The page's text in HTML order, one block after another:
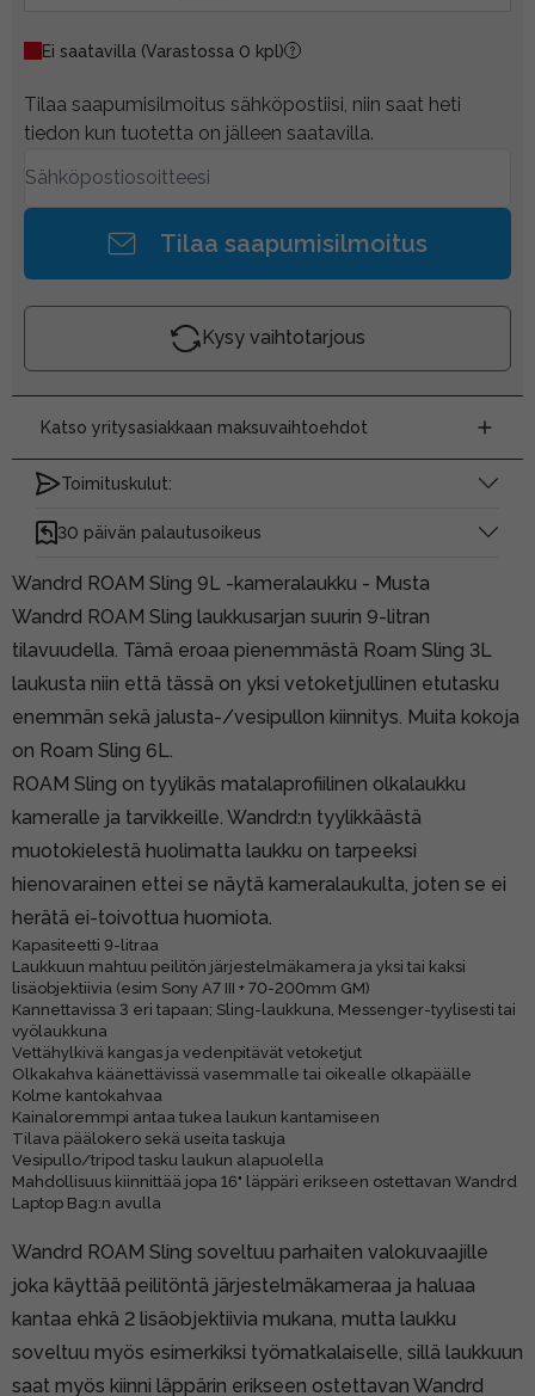
Ei saatavilla (Varastossa 0 kpl)
Tilaa saapumisilmoitus sähköpostiisi, niin saat heti
tiedon kun tuotetta on jälleen saatavilla.
Tilaa saapumisilmoitus
Kysy vaihtotarjous
Katso yritysasiakkaan maksuvaihtoehdot
Toimituskulut:
30 päivän palautusoikeus
Wandrd ROAM Sling 9L -kameralaukku - Musta
Wandrd ROAM Sling laukkusarjan suurin 9-litran
tilavuudella. Tämä eroaa pienemmästä Roam Sling 3L
laukusta niin että tässä on yksi vetoketjullinen etutasku
enemmän sekä jalusta-/vesipullon kiinnitys. Muita kokoja
on Roam Sling 6L.
ROAM Sling on tyylikäs matalaprofiilinen olkalaukku
kameralle ja tarvikkeille. Wandrd:n tyylikkäästä
muotokielestä huolimatta laukku on tarpeeksi
hienovarainen ettei se näytä kameralaukulta, joten se ei
herätä ei-toivottua huomiota.
Kapasiteetti 9-litraa
Laukkuun mahtuu peilitön järjestelmäkamera ja yksi tai kaksi
lisäobjektiivia (esim Sony A7 III + 70-200mm GM)
Kannettavissa 3 eri tapaan; Sling-laukkuna, Messenger-tyylisesti tai
vyölaukkuna
Vettähylkivä kangas ja vedenpitävät vetoketjut
Olkakahva käänettävissä vasemmalle tai oikealle olkapäälle
Kolme kantokahvaa
Kainaloremmpi antaa tukea laukun kantamiseen
Tilava päälokero sekä useita taskuja
Vesipullo/tripod tasku laukun alapuolella
Mahdollisuus kiinnittää jopa 16" läppäri erikseen ostettavan Wandrd
Laptop Bag:n avulla
Wandrd ROAM Sling soveltuu parhaiten valokuvaajille
joka käyttää peilitöntä järjestelmäkameraa ja haluaa
kantaa ehkä 2 lisäobjektiivia mukana, mutta laukku
soveltuu myös esimerkiksi työmatkalaiselle, sillä laukkuun
saat myös kiinni läppärin erikseen ostettavan Wandrd